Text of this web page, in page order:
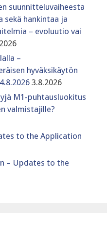
suunnitteluvaiheesta
sekä hankintaa ja
– evoluutio vai
–
hyväksikäytön
3.8.2026
M1-puhtausluokitus
valmistajille?
to the Application
– Updates to the